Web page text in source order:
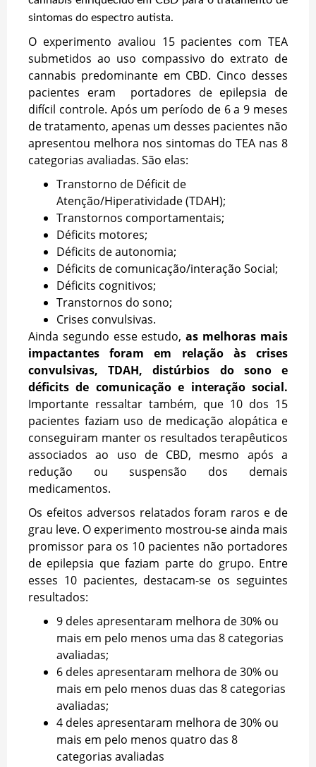
sintomas do espectro autista.
O experimento avaliou 15 pacientes com TEA
submetidos ao uso compassivo do extrato de
cannabis predominante em CBD. Cinco desses
pacientes eram portadores de epilepsia de
difícil controle. Após um período de 6 a 9 meses
de tratamento, apenas um desses pacientes não
apresentou melhora nos sintomas do TEA nas 8
categorias avaliadas. São elas:
Transtorno de Déficit de
Atenção/Hiperatividade (TDAH);
Transtornos comportamentais;
Déficits motores;
Déficits de autonomia;
Déficits de comunicação/interação Social;
Déficits cognitivos;
Transtornos do sono;
Crises convulsivas.
Ainda segundo esse estudo,as melhoras mais
impactantes foram em relação às crises
convulsivas, TDAH, distúrbios do sono e
déficits de comunicação e interação social.
Importante ressaltar também, que 10 dos 15
pacientes faziam uso de medicação alopática e
conseguiram manter os resultados terapêuticos
associados ao uso de CBD, mesmo após a
redução ou suspensão dos demais
medicamentos.
Os efeitos adversos relatados foram raros e de
grau leve. O experimento mostrou-se ainda mais
promissor para os 10 pacientes não portadores
de epilepsia que faziam parte do grupo. Entre
esses 10 pacientes, destacam-se os seguintes
resultados:
9 deles apresentaram melhora de 30% ou
mais em pelo menos uma das 8 categorias
avaliadas;
6 deles apresentaram melhora de 30% ou
mais em pelo menos duas das 8 categorias
avaliadas;
4 deles apresentaram melhora de 30% ou
mais em pelo menos quatro das 8
categorias avaliadas